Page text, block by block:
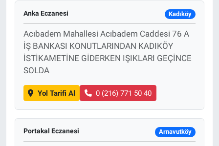
Anka Eczanesi Kadıköy
Acıbadem Mahallesi Acıbadem Caddesi 76 A
İŞ BANKASI KONUTLARINDAN KADIKÖY
İSTİKAMETİNE GİDERKEN IŞIKLARI GEÇİNCE
SOLDA
Yol Tarifi Al 0 (216) 771 50 40
Portakal Eczanesi Arnavutköy